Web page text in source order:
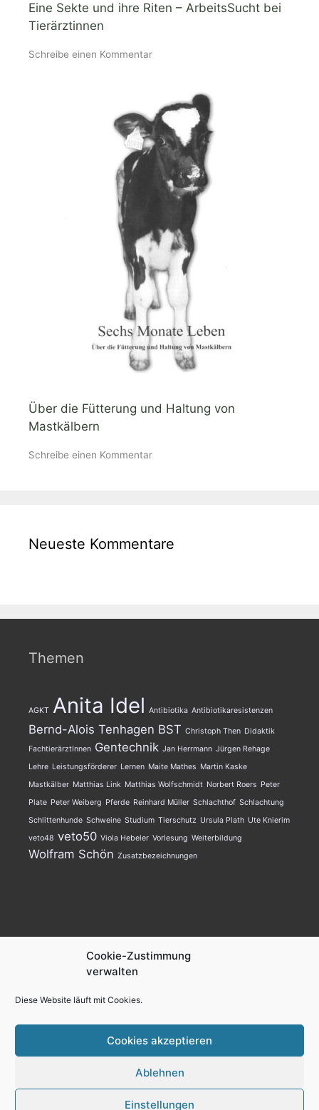
Cookie-Zustimmung
verwalten
Diese Website läuft mit Cookies.
Cookies akzeptieren
Ablehnen
Einstellungen
Eine Sekte und ihre Riten – ArbeitsSucht bei
Tierärztinnen
Schreibe einen Kommentar
Über die Fütterung und Haltung von
Mastkälbern
Schreibe einen Kommentar
Neueste Kommentare
Themen
AGKT Anita Idel Antibiotika Antibiotikaresistenzen
Bernd-Alois Tenhagen BST Christoph Then Didaktik
FachtierärztInnen Gentechnik Jan Herrmann Jürgen Rehage
Lehre Leistungsförderer Lernen Maite Mathes Martin Kaske
Mastkälber Matthias Link Matthias Wolfschmidt Norbert Roers Peter
Plate Peter Weiberg Pferde Reinhard Müller Schlachthof Schlachtung
Schlittenhunde Schweine Studium Tierschutz Ursula Plath Ute Knierim
veto48 veto50 Viola Hebeler Vorlesung Weiterbildung
Wolfram Schön Zusatzbezeichnungen
AGKT.de
Datenschutzerklärung
Cookie-Richtlinie (EU)